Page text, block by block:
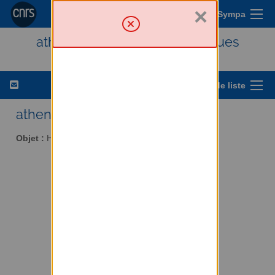
Menu Sympa
athena - Histoire des techniques
Options de liste
athena AT services.cnrs.fr
Objet : Histoire des techniques
×